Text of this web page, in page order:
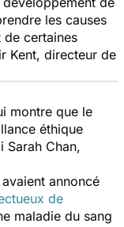
les causes
certaines
Kent, directeur de
montre que le
éthique
Sarah Chan,
annoncé
de
maladie du sang